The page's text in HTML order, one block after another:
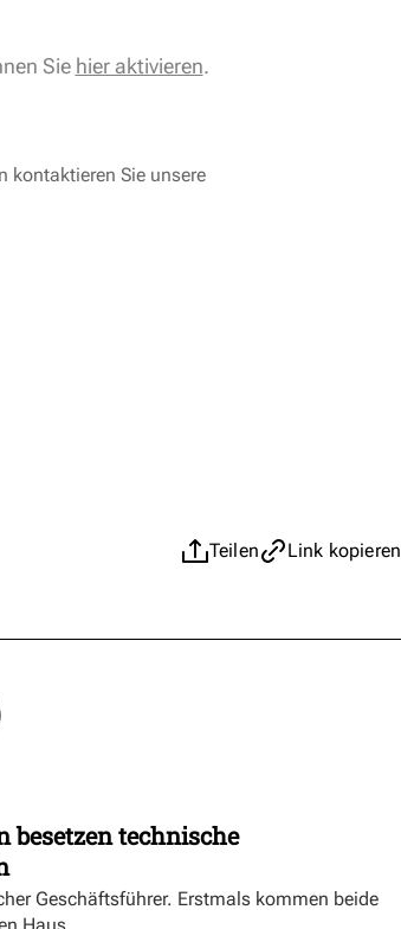
Sie hier aktivieren.
kontaktieren Sie unsere
Teilen Link kopieren
besetzen technische
Geschäftsführer. Erstmals kommen beide